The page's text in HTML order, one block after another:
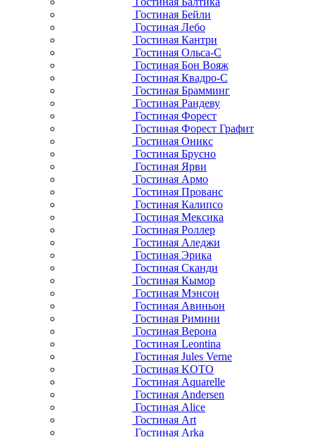
Гостиная Бейли
Гостиная Лебо
Гостиная Кантри
Гостиная Ольса-С
Гостиная Бон Вояж
Гостиная Квадро-С
Гостиная Брамминг
Гостиная Рандеву
Гостиная Форест
Гостиная Форест Графит
Гостиная Оникс
Гостиная Брусно
Гостиная Ярви
Гостиная Армо
Гостиная Прованс
Гостиная Калипсо
Гостиная Мексика
Гостиная Роллер
Гостиная Аледжи
Гостиная Эрика
Гостиная Сканди
Гостиная Кымор
Гостиная Мэнсон
Гостиная Авиньон
Гостиная Римини
Гостиная Верона
Гостиная Leontina
Гостиная Jules Verne
Гостиная KOTO
Гостиная Aquarelle
Гостиная Andersen
Гостиная Alice
Гостиная Art
Гостиная Arka